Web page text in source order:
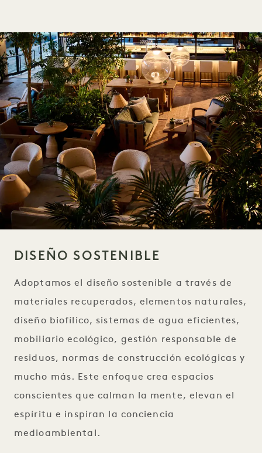
DISEÑO SOSTENIBLE
Adoptamos el diseño sostenible a través de
materiales recuperados, elementos naturales,
diseño biofílico, sistemas de agua eficientes,
mobiliario ecológico, gestión responsable de
residuos, normas de construcción ecológicas y
mucho más. Este enfoque crea espacios
conscientes que calman la mente, elevan el
espíritu e inspiran la conciencia
medioambiental.